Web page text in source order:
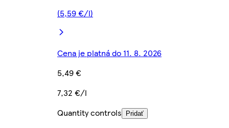
(5,59 €/l)
Cena je platná do 11. 8. 2026
5,49 €
7,32 €/l
Quantity controls
Pridať